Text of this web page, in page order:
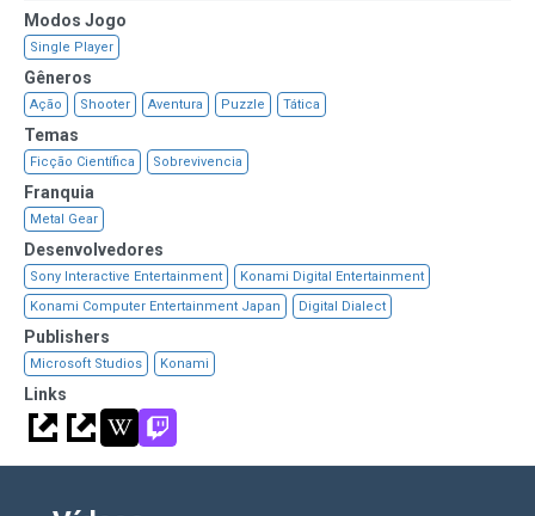
Modos Jogo
Single Player
Gêneros
Ação Shooter Aventura Puzzle Tática
Temas
Ficção Científica Sobrevivencia
Franquia
Metal Gear
Desenvolvedores
Sony Interactive Entertainment
Konami Digital Entertainment
Konami Computer Entertainment Japan
Digital Dialect
Publishers
Microsoft Studios Konami
Links